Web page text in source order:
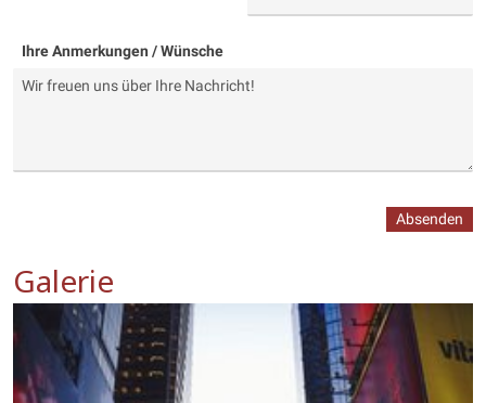
Ihre Anmerkungen / Wünsche
Absenden
Galerie